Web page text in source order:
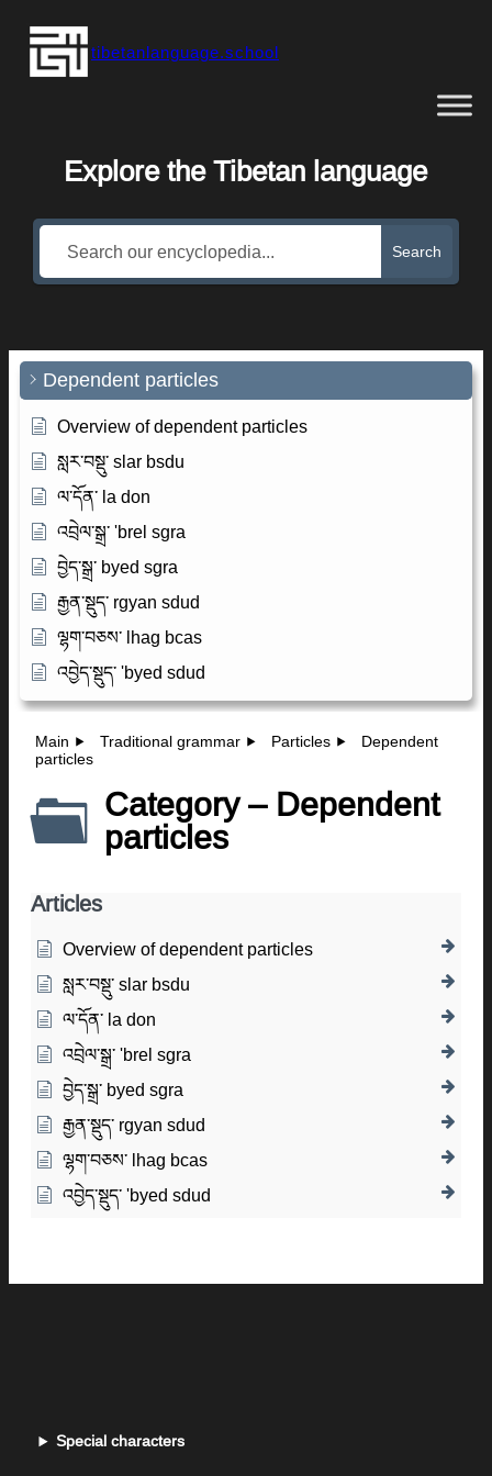
Skip
tibetanlanguage.school
Explore the Tibetan language
Search
Dependent particles
Overview of dependent particles
སླར་བསྡུ་ slar bsdu
ལ་དོན་ la don
འབྲེལ་སྒྲ་ 'brel sgra
བྱེད་སྒྲ་ byed sgra
རྒྱན་སྡུད་ rgyan sdud
ལྷག་བཅས་ lhag bcas
འབྱེད་སྡུད་ 'byed sdud
Main Traditional grammar Particles
Dependent
particles
Category – Dependent
particles
Articles
Overview of dependent particles
སླར་བསྡུ་ slar bsdu
ལ་དོན་ la don
འབྲེལ་སྒྲ་ 'brel sgra
བྱེད་སྒྲ་ byed sgra
རྒྱན་སྡུད་ rgyan sdud
ལྷག་བཅས་ lhag bcas
འབྱེད་སྡུད་ 'byed sdud
Special characters